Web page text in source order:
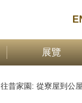
展覽
往昔家園: 從寮屋到公屋